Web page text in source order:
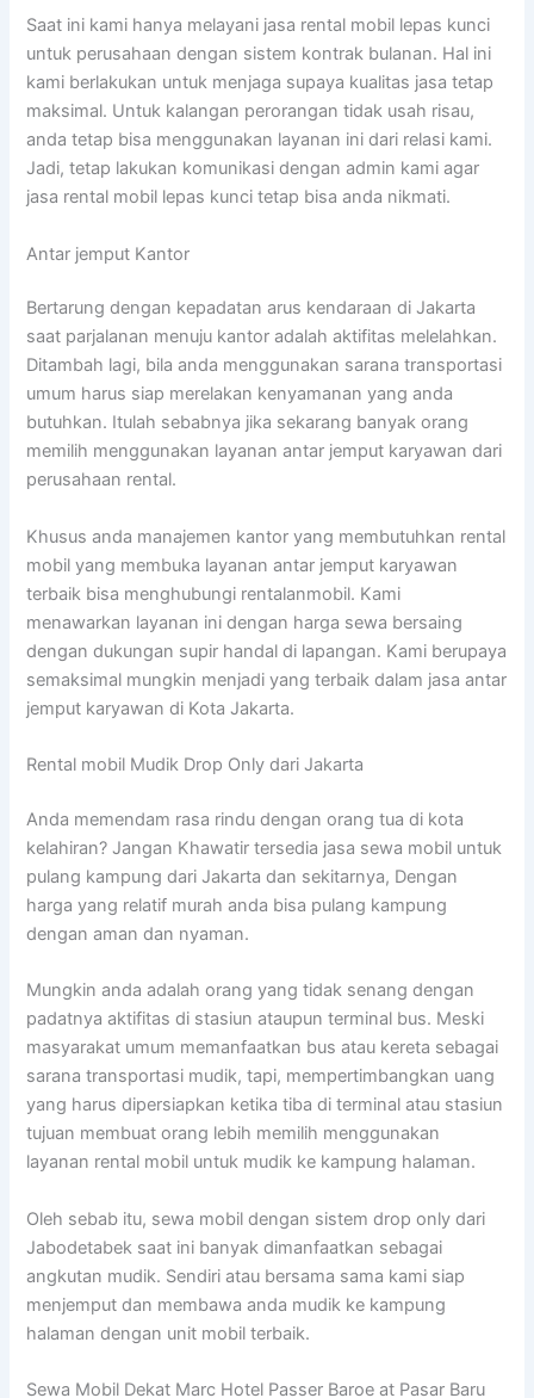
Saat ini kami hanya melayani jasa rental mobil lepas kunci
untuk perusahaan dengan sistem kontrak bulanan. Hal ini
kami berlakukan untuk menjaga supaya kualitas jasa tetap
maksimal. Untuk kalangan perorangan tidak usah risau,
anda tetap bisa menggunakan layanan ini dari relasi kami.
Jadi, tetap lakukan komunikasi dengan admin kami agar
jasa rental mobil lepas kunci tetap bisa anda nikmati.
Antar jemput Kantor
Bertarung dengan kepadatan arus kendaraan di Jakarta
saat parjalanan menuju kantor adalah aktifitas melelahkan.
Ditambah lagi, bila anda menggunakan sarana transportasi
umum harus siap merelakan kenyamanan yang anda
butuhkan. Itulah sebabnya jika sekarang banyak orang
memilih menggunakan layanan antar jemput karyawan dari
perusahaan rental.
Khusus anda manajemen kantor yang membutuhkan rental
mobil yang membuka layanan antar jemput karyawan
terbaik bisa menghubungi rentalanmobil. Kami
menawarkan layanan ini dengan harga sewa bersaing
dengan dukungan supir handal di lapangan. Kami berupaya
semaksimal mungkin menjadi yang terbaik dalam jasa antar
jemput karyawan di Kota Jakarta.
Rental mobil Mudik Drop Only dari Jakarta
Anda memendam rasa rindu dengan orang tua di kota
kelahiran? Jangan Khawatir tersedia jasa sewa mobil untuk
pulang kampung dari Jakarta dan sekitarnya, Dengan
harga yang relatif murah anda bisa pulang kampung
dengan aman dan nyaman.
Mungkin anda adalah orang yang tidak senang dengan
padatnya aktifitas di stasiun ataupun terminal bus. Meski
masyarakat umum memanfaatkan bus atau kereta sebagai
sarana transportasi mudik, tapi, mempertimbangkan uang
yang harus dipersiapkan ketika tiba di terminal atau stasiun
tujuan membuat orang lebih memilih menggunakan
layanan rental mobil untuk mudik ke kampung halaman.
Oleh sebab itu, sewa mobil dengan sistem drop only dari
Jabodetabek saat ini banyak dimanfaatkan sebagai
angkutan mudik. Sendiri atau bersama sama kami siap
menjemput dan membawa anda mudik ke kampung
halaman dengan unit mobil terbaik.
Sewa Mobil Dekat Marc Hotel Passer Baroe at Pasar Baru